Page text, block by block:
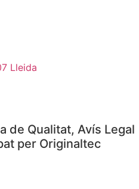
Lleida
de Qualitat, Avís Legal
per Originaltec